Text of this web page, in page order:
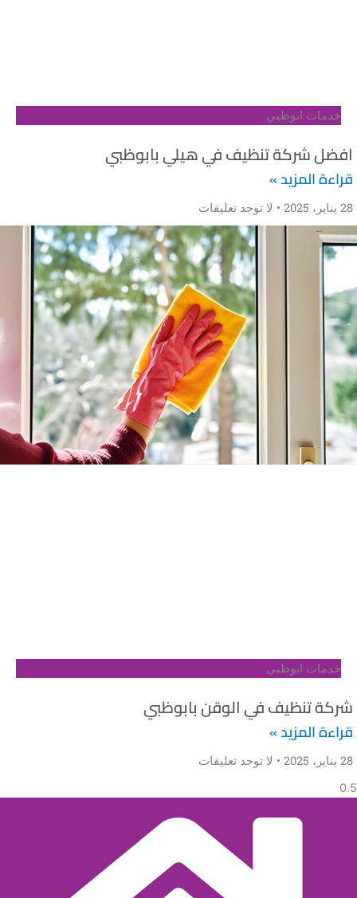
ابوظبي
تنظيف في هيلي بابوظبي
»
لا توجد تعليقات
ابوظبي
في الوقن بابوظبي
»
لا توجد تعليقات